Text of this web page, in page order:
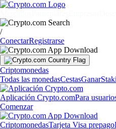
/
ConectarRegistrarse
Criptomonedas
Todas las monedasCestasGanar
Aplicación Crypto.comPara
Comenzar
CriptomonedasTarjeta Visa prepago